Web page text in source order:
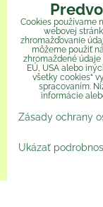
Cookies používame
webovej
zhromažďovanie
môžeme použiť
zhromaždené
EÚ, USA alebo
všetky cookies“
spracovaním.
informácie
Zásady ochrany
Ukázať